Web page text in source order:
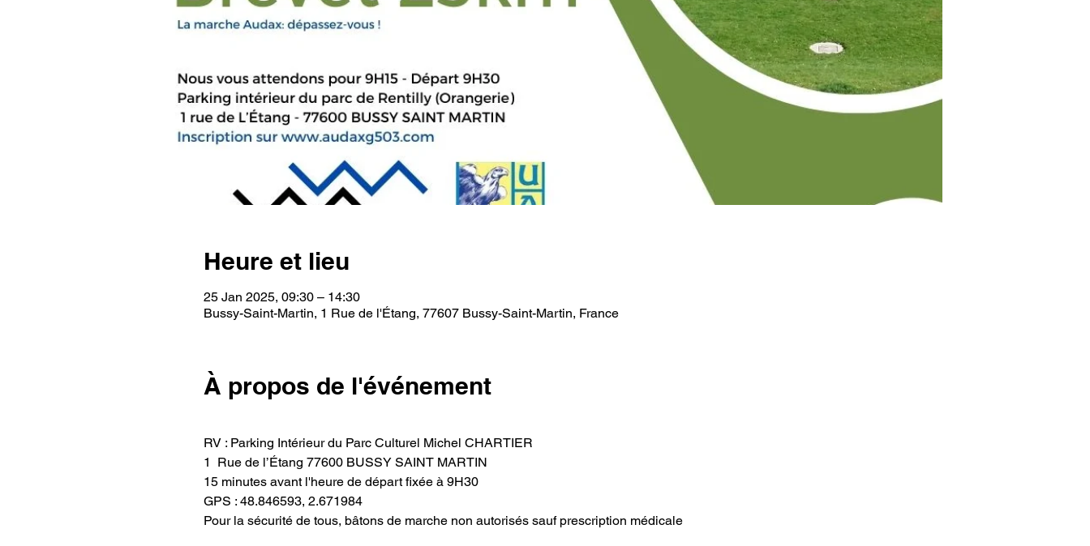
Heure et lieu
25 Jan 2025, 09:30 – 14:30
Bussy-Saint-Martin, 1 Rue de l'Étang, 77607 Bussy-Saint-Martin, France
À propos de l'événement
RV : Parking Intérieur du Parc Culturel Michel CHARTIER
1  Rue de l’Étang 77600 BUSSY SAINT MARTIN
15 minutes avant l'heure de départ fixée à 9H30
GPS : 48.846593, 2.671984
Pour la sécurité de tous, bâtons de marche non autorisés sauf prescription médicale